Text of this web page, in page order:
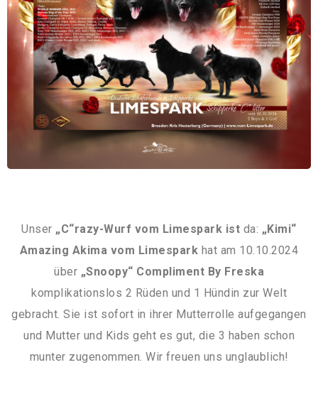
Unser „C“razy-Wurf vom Limespark ist da: „Kimi“
Amazing Akima vom Limespark hat am 10.10.2024
über „Snoopy“ Compliment By Freska
komplikationslos 2 Rüden und 1 Hündin zur Welt
gebracht. Sie ist sofort in ihrer Mutterrolle aufgegangen
und Mutter und Kids geht es gut, die 3 haben schon
munter zugenommen. Wir freuen uns unglaublich!